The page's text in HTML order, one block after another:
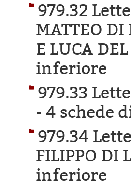
979.32
MATTEO DI
E LUCA
inferiore
979.33
- 4 schede
979.34
FILIPPO DI
inferiore